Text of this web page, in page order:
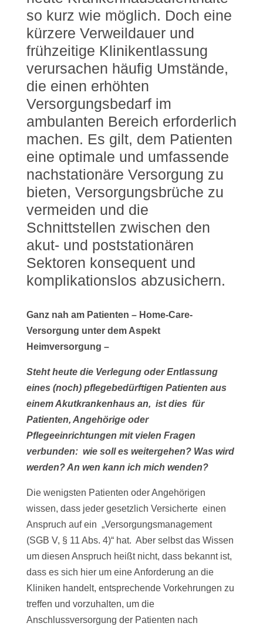
so kurz wie möglich. Doch eine
kürzere Verweildauer und
frühzeitige Klinikentlassung
verursachen häufig Umstände,
die einen erhöhten
Versorgungsbedarf im
ambulanten Bereich erforderlich
machen. Es gilt, dem Patienten
eine optimale und umfassende
nachstationäre Versorgung zu
bieten, Versorgungsbrüche zu
vermeiden und die
Schnittstellen zwischen den
akut- und poststationären
Sektoren konsequent und
komplikationslos abzusichern.
Ganz nah am Patienten – Home-Care-
Versorgung unter dem Aspekt
Heimversorgung –
Steht heute die Verlegung oder Entlassung
eines (noch) pflegebedürftigen Patienten aus
einem Akutkrankenhaus an, ist dies für
Patienten, Angehörige oder
Pflegeeinrichtungen mit vielen Fragen
verbunden: wie soll es weitergehen? Was wird
werden? An wen kann ich mich wenden?
Die wenigsten Patienten oder Angehörigen
wissen, dass jeder gesetzlich Versicherte einen
Anspruch auf ein „Versorgungsmanagement
(SGB V, § 11 Abs. 4)“ hat. Aber selbst das Wissen
um diesen Anspruch heißt nicht, dass bekannt ist,
dass es sich hier um eine Anforderung an die
Kliniken handelt, entsprechende Vorkehrungen zu
treffen und vorzuhalten, um die
Anschlussversorgung der Patienten nach